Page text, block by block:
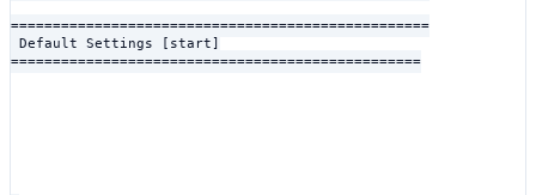
==================================================
Default Settings [start]
=================================================